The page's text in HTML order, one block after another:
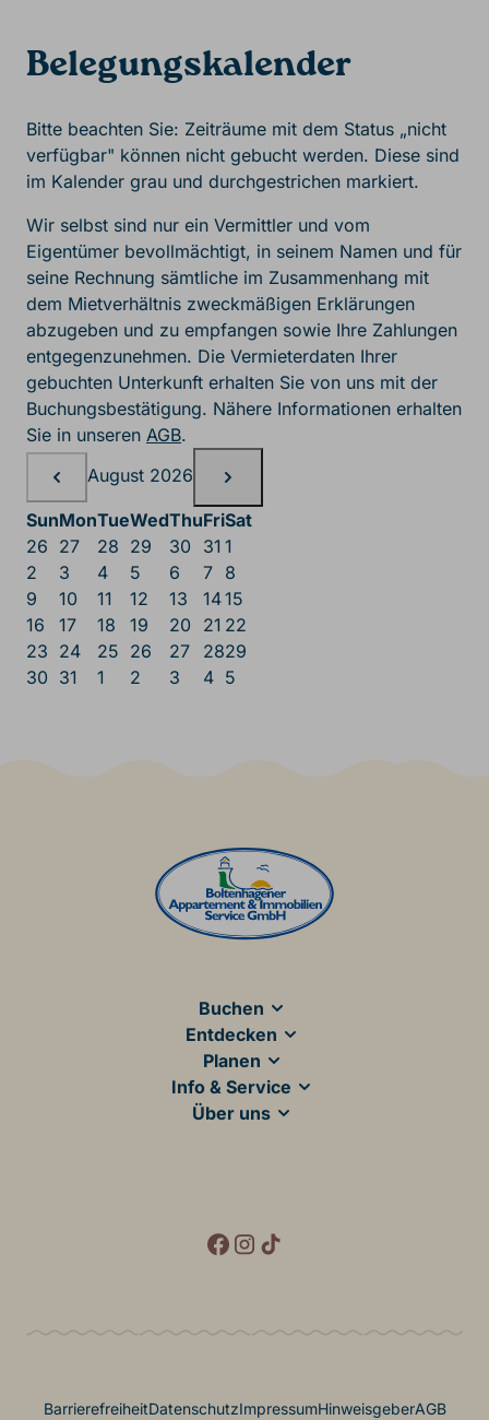
Belegungskalender
Bitte beachten Sie: Zeiträume mit dem Status „nicht
verfügbar" können nicht gebucht werden. Diese sind
im Kalender grau und durchgestrichen markiert.
Wir selbst sind nur ein Vermittler und vom
Eigentümer bevollmächtigt, in seinem Namen und für
seine Rechnung sämtliche im Zusammenhang mit
dem Mietverhältnis zweckmäßigen Erklärungen
abzugeben und zu empfangen sowie Ihre Zahlungen
entgegenzunehmen. Die Vermieterdaten Ihrer
gebuchten Unterkunft erhalten Sie von uns mit der
Buchungsbestätigung. Nähere Informationen erhalten
Sie in unseren AGB.
Belegungskalender,
August 2026
SunMonTueWedThuFriSat
26 27 28 29 30 31 1
2
3 4 5 6 7 8
9
10 11 12 13 1415
16
17 18 19 20 21 22
23 24 25 26 27 2829
30 31 1 2 3 4 5
Buchen
Entdecken
Planen
Info & Service
Über uns
Social Media
Footer Menü
BarrierefreiheitDatenschutzImpressumHinweisgeberAGB